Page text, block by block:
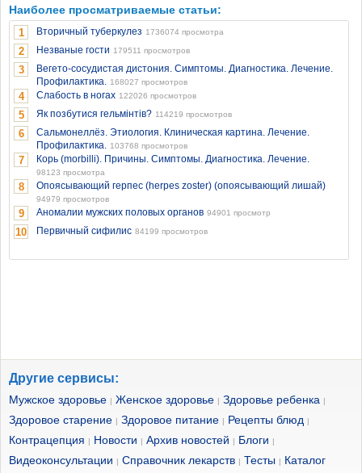
Наиболее просматриваемые статьи:
1 Вторичный туберкулез 1736074 просмотра
2 Незваные гости 179511 просмотров
3
Вегето-сосудистая дистония. Симптомы. Диагностика. Лечение.
Профилактика. 168027 просмотров
4 Слабость в ногах 122026 просмотров
5 Як позбутися гельмінтів? 114219 просмотров
6
Сальмонеллёз. Этиология. Клиническая картина. Лечение.
Профилактика. 103768 просмотров
7 Корь (morbilli). Причины. Симптомы. Диагностика. Лечение.
98123 просмотра
8 Опоясывающий герпес (herpes zoster) (опоясывающий лишай)
94979 просмотров
9 Аномалии мужских половых органов 94901 просмотр
10 Первичный сифилис 84199 просмотров
Другие сервисы:
Мужское здоровье | Женское здоровье | Здоровье ребенка |
Здоровое старение | Здоровое питание | Рецепты блюд |
Контрацепция | Новости | Архив новостей | Блоги |
Видеоконсультации | Справочник лекарств | Тесты | Каталог